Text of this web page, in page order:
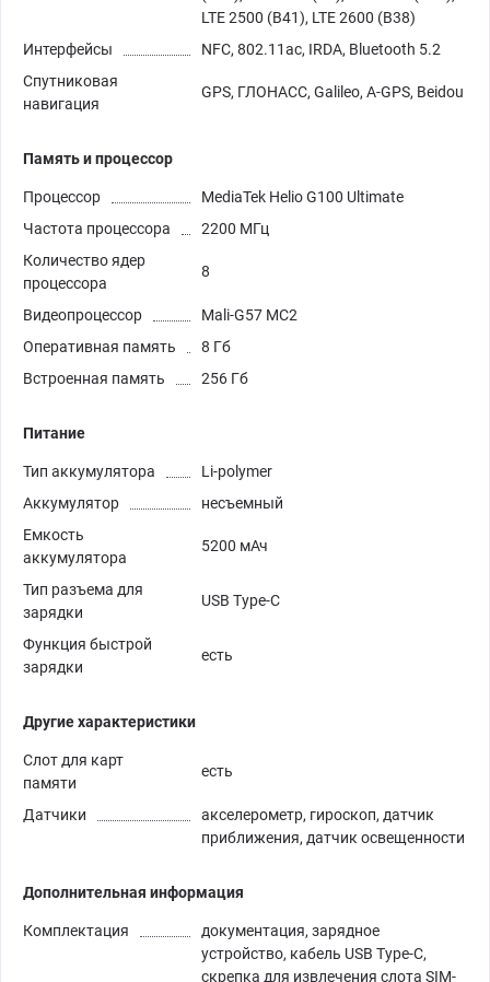
LTE 2500 (B41), LTE 2600 (B38)
Интерфейсы
NFC, 802.11ac, IRDA, Bluetooth 5.2
Спутниковая
навигация
GPS, ГЛОНАСС, Galileo, A-GPS, Beidou
Память и процессор
Процессор
MediaTek Helio G100 Ultimate
Частота процессора
2200 МГц
Количество ядер
процессора
8
Видеопроцессор
Mali-G57 MC2
Оперативная память
8 Гб
Встроенная память
256 Гб
Питание
Тип аккумулятора
Li-polymer
Аккумулятор
несъемный
Емкость
аккумулятора
5200 мАч
Тип разъема для
зарядки
USB Type-C
Функция быстрой
зарядки
есть
Другие характеристики
Слот для карт
памяти
есть
Датчики
акселерометр, гироскоп, датчик
приближения, датчик освещенности
Дополнительная информация
Комплектация
документация, зарядное
устройство, кабель USB Type-C,
скрепка для извлечения слота SIM-